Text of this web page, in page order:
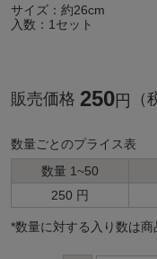
サイズ：約26cm
入数：1セット
販売価格 250円 （
数量ごとのプライス表
数量 1~50
250 円
*数量に対する⼊り数は商